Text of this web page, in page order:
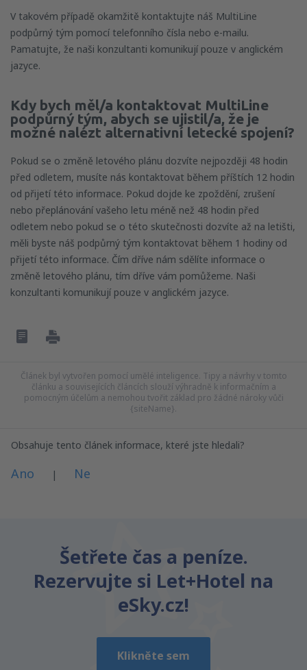
V takovém případě okamžitě kontaktujte náš MultiLine
podpůrný tým pomocí telefonního čísla nebo e-mailu.
Pamatujte, že naši konzultanti komunikují pouze v anglickém
jazyce.
Kdy bych měl/a kontaktovat MultiLine
podpůrný tým, abych se ujistil/a, že je
možné nalézt alternativní letecké spojení?
Pokud se o změně letového plánu dozvíte nejpozději 48 hodin
před odletem, musíte nás kontaktovat během příštích 12 hodin
od přijetí této informace. Pokud dojde ke zpoždění, zrušení
nebo přeplánování vašeho letu méně než 48 hodin před
odletem nebo pokud se o této skutečnosti dozvíte až na letišti,
měli byste náš podpůrný tým kontaktovat během 1 hodiny od
přijetí této informace. Čím dříve nám sdělíte informace o
změně letového plánu, tím dříve vám pomůžeme. Naši
konzultanti komunikují pouze v anglickém jazyce.
Článek byl vytvořen pomocí umělé inteligence. Tipy a návrhy v tomto
článku a souvisejících článcích slouží výhradně k informačním a
pomocným účelům a nemohou tvořit základ pro žádné nároky vůči
{siteName}.
Obsahuje tento článek informace, které jste hledali?
Ano | Ne
Obsahuje nepřesné informace
Nevyčerpává téma
Šetřete čas a peníze.
Rezervujte si Let+Hotel na
eSky.cz!
Klikněte sem